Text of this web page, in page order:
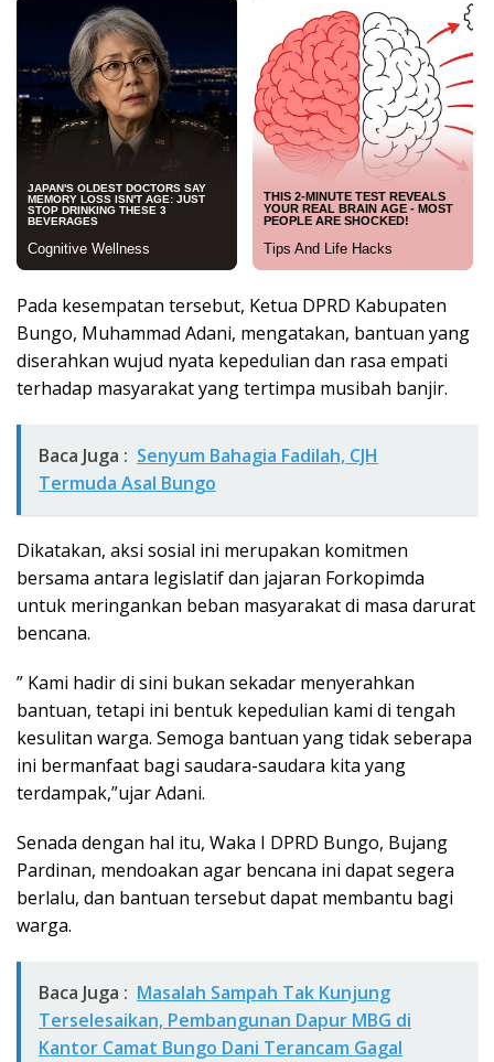
Pada kesempatan tersebut, Ketua DPRD Kabupaten
Bungo, Muhammad Adani, mengatakan, bantuan yang
diserahkan wujud nyata kepedulian dan rasa empati
terhadap masyarakat yang tertimpa musibah banjir.
Baca Juga : Senyum Bahagia Fadilah, CJH
Termuda Asal Bungo
Dikatakan, aksi sosial ini merupakan komitmen
bersama antara legislatif dan jajaran Forkopimda
untuk meringankan beban masyarakat di masa darurat
bencana.
” Kami hadir di sini bukan sekadar menyerahkan
bantuan, tetapi ini bentuk kepedulian kami di tengah
kesulitan warga. Semoga bantuan yang tidak seberapa
ini bermanfaat bagi saudara-saudara kita yang
terdampak,”ujar Adani.
Senada dengan hal itu, Waka I DPRD Bungo, Bujang
Pardinan, mendoakan agar bencana ini dapat segera
berlalu, dan bantuan tersebut dapat membantu bagi
warga.
Baca Juga : Masalah Sampah Tak Kunjung
Terselesaikan, Pembangunan Dapur MBG di
Kantor Camat Bungo Dani Terancam Gagal